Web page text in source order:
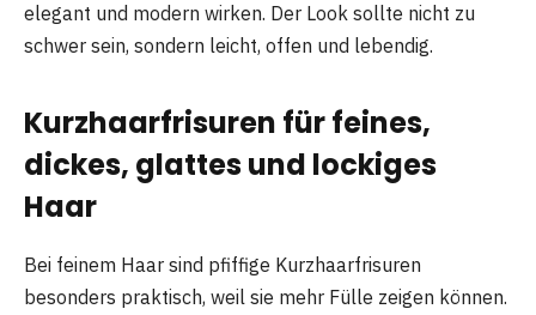
elegant und modern wirken. Der Look sollte nicht zu
schwer sein, sondern leicht, offen und lebendig.
Kurzhaarfrisuren für feines,
dickes, glattes und lockiges
Haar
Bei feinem Haar sind pfiffige Kurzhaarfrisuren
besonders praktisch, weil sie mehr Fülle zeigen können.